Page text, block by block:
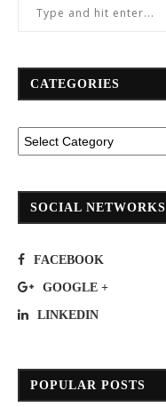
CATEGORIES
SOCIAL NETWORKS
FACEBOOK
GOOGLE +
LINKEDIN
POPULAR POSTS